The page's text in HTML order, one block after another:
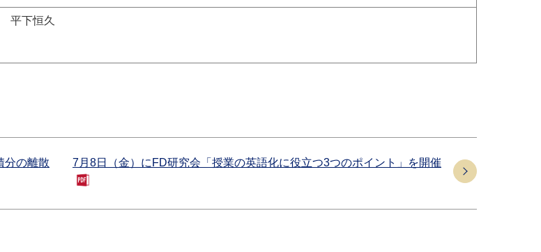
平下恒久
分の離散
7月8日（金）にFD研究会「授業の英語化に役立つ3つのポイント」を開催